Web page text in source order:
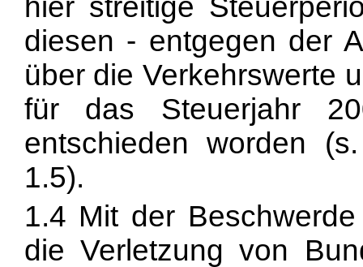
hier streitige
diesen - entgegen der
über die Verkehrswerte
für das Steuerjahr
entschieden worden
1.5).
1.4 Mit der
die Verletzung von